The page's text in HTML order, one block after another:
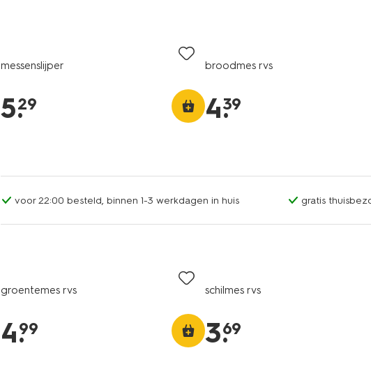
messenslijper
5.
29
broodmes rvs
4.
39
voor 22:00 besteld, binnen 1-3 werkdagen in huis gratis
groentemes rvs
4.
99
schilmes rvs
3.
69